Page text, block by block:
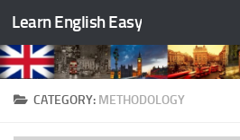
Skip to content
Learn English Easy
CATEGORY: METHODOLOGY